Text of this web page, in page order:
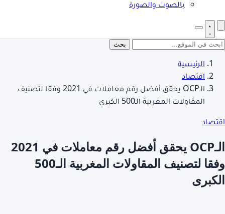
بالصوت والصورة
بحث
الرئيسية
اقتصاد
الـOCP يحقق أفضل رقم معاملات في 2021 وفقا لتصنيف
المقاولات المغربية الـ500 الكبرى
اقتصاد
الـOCP يحقق أفضل رقم معاملات في 2021
وفقا لتصنيف المقاولات المغربية الـ500
الكبرى